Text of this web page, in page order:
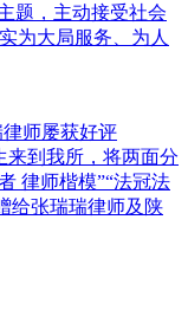
题，主动接受社会
为大局服务、为人
师屡获好评
来到我所，将两面分
律师楷模”“法冠法
给张瑞瑞律师及陕